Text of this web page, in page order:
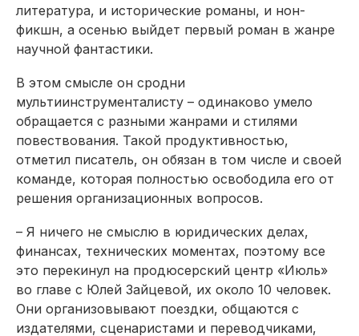
литература, и исторические романы, и нон-
фикшн, а осенью выйдет первый роман в жанре
научной фантастики.
В этом смысле он сродни
мультиинструменталисту – одинаково умело
обращается с разными жанрами и стилями
повествования. Такой продуктивностью,
отметил писатель, он обязан в том числе и своей
команде, которая полностью освободила его от
решения организационных вопросов.
– Я ничего не смыслю в юридических делах,
финансах, технических моментах, поэтому все
это перекинул на продюсерский центр «Июль»
во главе с Юлей Зайцевой, их около 10 человек.
Они организовывают поездки, общаются с
издателями, сценаристами и переводчиками,